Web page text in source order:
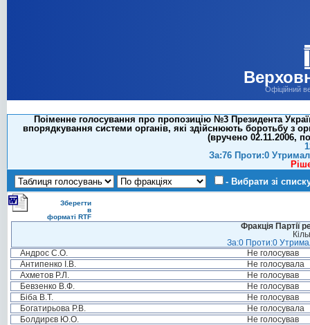
Офіційний
Поіменне голосування про пропозицію №3 Президента
впорядкування системи органів, які здійснюють боротьбу з
(вручено 02.11.2006,
За:76 Проти:0
- Вибрати зі
Зберегти
в
форматі RTF
Фракція Партії
За:0 Проти:0
Андрос С.О.
Не голосував
Антипенко І.В.
Не голосувала
Ахметов Р.Л.
Не голосував
Бевзенко В.Ф.
Не голосував
Біба В.Т.
Не голосував
Богатирьова Р.В.
Не голосувала
Болдирєв Ю.О.
Не голосував